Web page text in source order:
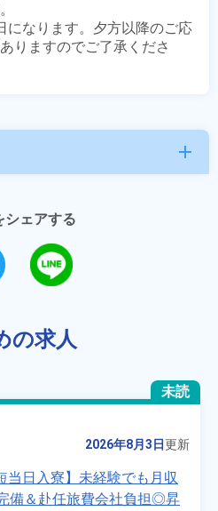
になります。夕方以降のご応
りますのでご了承くださ
add
シェアする
の求人
未読
2026年8月3日更新
当日入寮】未経験でも月収
備＆赴任旅費会社負担◎昇